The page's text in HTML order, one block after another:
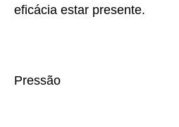
eficácia estar presente.
Pressão